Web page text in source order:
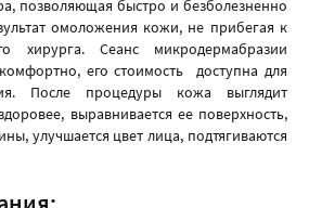
позволяющая быстро и безболезненно
омоложения кожи, не прибегая к
хирурга. Сеанс микродермабразии
его стоимость доступна для
После процедуры кожа выглядит
выравнивается ее поверхность,
улучшается цвет лица, подтягиваются